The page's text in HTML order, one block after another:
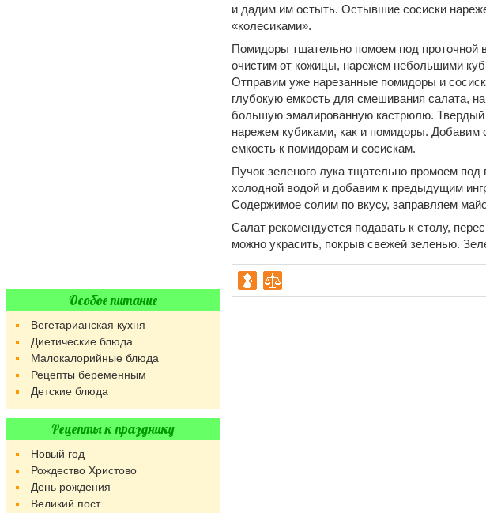
и дадим им остыть. Остывшие сосиски
«колесиками».
Помидоры тщательно помоем под проточной
очистим от кожицы, нарежем небольшими
Отправим уже нарезанные помидоры и
глубокую емкость для смешивания салата,
большую эмалированную кастрюлю.
нарежем кубиками, как и помидоры. Добавим
емкость к помидорам и сосискам.
Пучок зеленого лука тщательно промоем под
холодной водой и добавим к предыдущим
Содержимое солим по вкусу, заправляем
Салат рекомендуется подавать к столу,
можно украсить, покрыв свежей зеленью.
Особое питание
Вегетарианская кухня
Диетические блюда
Малокалорийные блюда
Рецепты беременным
Детские блюда
Рецепты к празднику
Новый год
Рождество Христово
День рождения
Великий пост